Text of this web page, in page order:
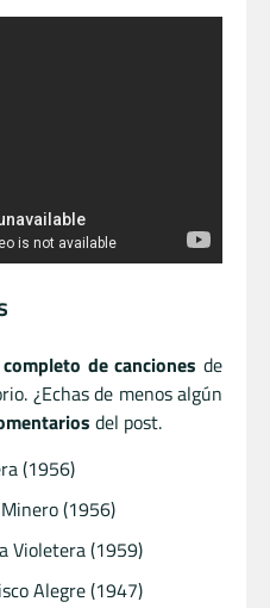
de canciones de
¿Echas de menos algún
del post.
(1956)
(1956)
Violetera (1959)
Alegre (1947)